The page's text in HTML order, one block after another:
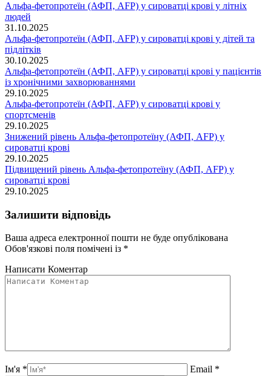
Альфа-фетопротеїн (АФП, AFP) у сироватці крові у літніх
людей
31.10.2025
Альфа-фетопротеїн (АФП, AFP) у сироватці крові у дітей та
підлітків
30.10.2025
Альфа-фетопротеїн (АФП, AFP) у сироватці крові у пацієнтів
із хронічними захворюваннями
29.10.2025
Альфа-фетопротеїн (АФП, AFP) у сироватці крові у
спортсменів
29.10.2025
Знижений рівень Альфа-фетопротеїну (АФП, AFP) у
сироватці крові
29.10.2025
Підвищений рівень Альфа-фетопротеїну (АФП, AFP) у
сироватці крові
29.10.2025
Залишити відповідь
Ваша адреса електронної пошти не буде опублікована
Обов'язкові поля помічені із *
Написати Коментар
Ім'я *
Email *